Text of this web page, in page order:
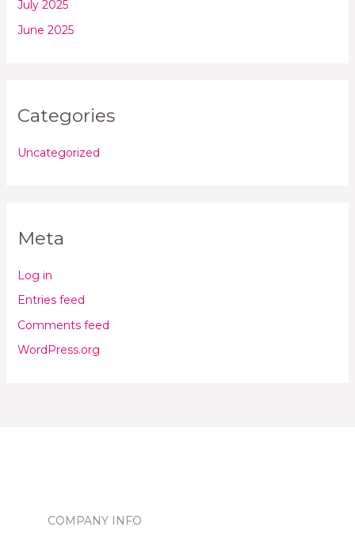
July 2025
June 2025
Categories
Uncategorized
Meta
Log in
Entries feed
Comments feed
WordPress.org
COMPANY INFO